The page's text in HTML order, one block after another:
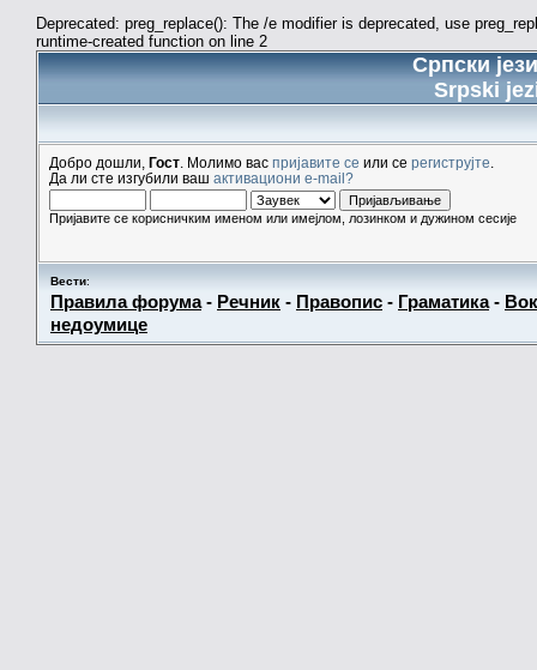
Deprecated: preg_replace(): The /e modifier is deprecated, use
runtime-created function on line 2
Српски
Srpski
Добро дошли, Гост . Молимо вас пријавите се или се региструјте
Да ли сте изгубили ваш активациони e-mail?
Пријавите се корисничким именом или имејлом, лозинком и дужином сесије
Вести:
Правила форума- Речник - Правопис - Граматика-
недоумице